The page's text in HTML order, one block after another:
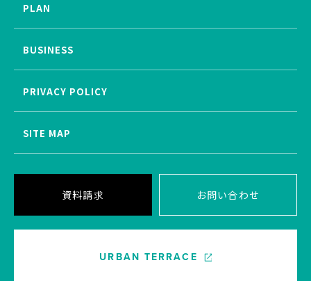
PLAN
BUSINESS
PRIVACY POLICY
SITE MAP
資料請求 お問い合わせ
URBAN TERRACE